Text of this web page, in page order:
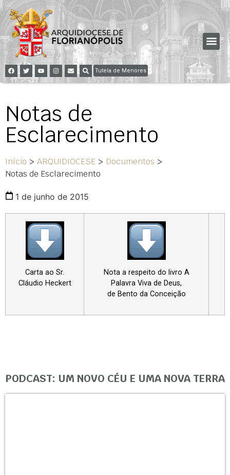
Tutela de Menores
Notas de
Esclarecimento
Início > ARQUIDIOCESE > Documentos >
Notas de Esclarecimento
1 de junho de 2015
Carta ao Sr.
Cláudio Heckert
Nota a respeito do livro A
Palavra Viva de Deus,
de Bento da Conceição
PODCAST: UM NOVO CÉU E UMA NOVA TERRA